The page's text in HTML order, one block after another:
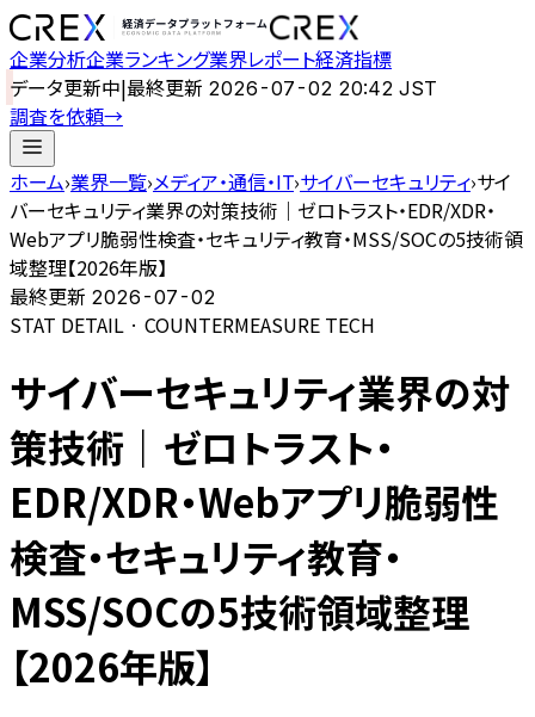
企業分析企業ランキング業界レポート経済指標
データ更新中|最終更新 2026-07-02 20:42 JST
調査を依頼→
ホーム›業界一覧›メディア・通信・IT›サイバーセキュリティ›サイ
バーセキュリティ業界の対策技術｜ゼロトラスト・EDR/XDR・
Webアプリ脆弱性検査・セキュリティ教育・MSS/SOCの5技術領
域整理【2026年版】
最終更新 2026-07-02
STAT DETAIL · COUNTERMEASURE TECH
サイバーセキュリティ業界の対
策技術｜ゼロトラスト・
EDR/XDR・Webアプリ脆弱性
検査・セキュリティ教育・
MSS/SOCの5技術領域整理
【2026年版】